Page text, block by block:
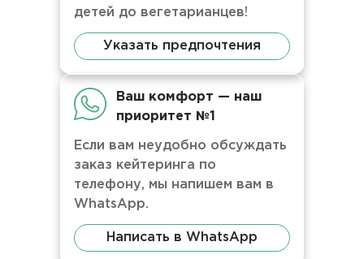
детей до вегетарианцев!
Указать предпочтения
Ваш комфорт — наш
приоритет №1
Если вам неудобно обсуждать
заказ кейтеринга по
телефону, мы напишем вам в
WhatsApp.
Написать в WhatsApp